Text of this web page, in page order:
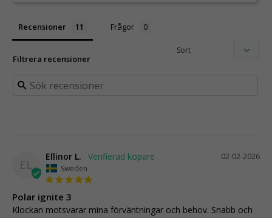
Recensioner Frågor
Filtrera recensioner
EL
02-02-2026
Ellinor L.
Sweden
Polar ignite 3
Klockan motsvarar mina förväntningar och behov. Snabb och